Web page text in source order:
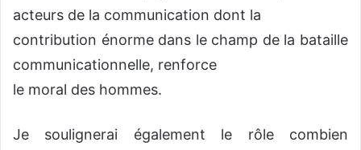
acteurs de la communication dont la
contribution énorme dans le champ de la bataille
communicationnelle, renforce
le moral des hommes.
Je soulignerai également le rôle combien